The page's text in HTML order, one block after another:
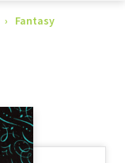
Fantasy